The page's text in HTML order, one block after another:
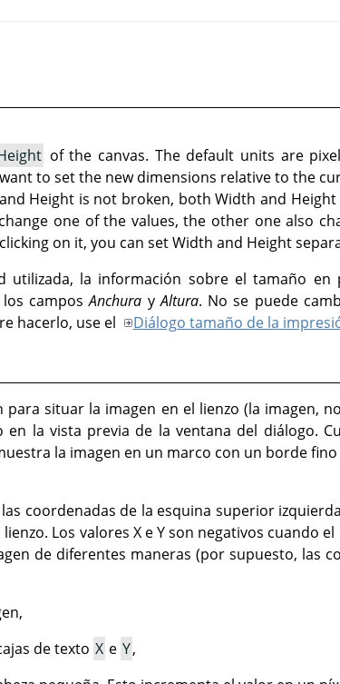
of the canvas. The default units are
to set the new dimensions relative to the
Height is not broken, both Width and
one of the values, the other one also
on it, you can set Width and Height
utilizada, la información sobre el tamaño en
los camposAnchura yAltura. No se puede
hacerlo, use el Diálogo tamaño de la
para situar la imagen en el lienzo (la imagen,
la vista previa de la ventana del diálogo.
la imagen en un marco con un borde
coordenadas de la esquina superior
Los valores X e Y son negativos cuando
de diferentes maneras (por supuesto, las
de texto X e Y,